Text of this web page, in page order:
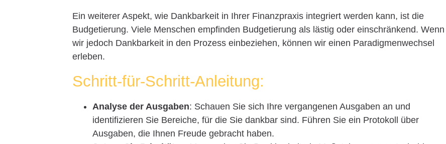
Ein weiterer Aspekt, wie Dankbarkeit in Ihrer Finanzpraxis integriert werden kann, ist die
Budgetierung. Viele Menschen empfinden Budgetierung als lästig oder einschränkend. Wenn
wir jedoch Dankbarkeit in den Prozess einbeziehen, können wir einen Paradigmenwechsel
erleben.
Schritt-für-Schritt-Anleitung:
Analyse der Ausgaben: Schauen Sie sich Ihre vergangenen Ausgaben an und
identifizieren Sie Bereiche, für die Sie dankbar sind. Führen Sie ein Protokoll über
Ausgaben, die Ihnen Freude gebracht haben.